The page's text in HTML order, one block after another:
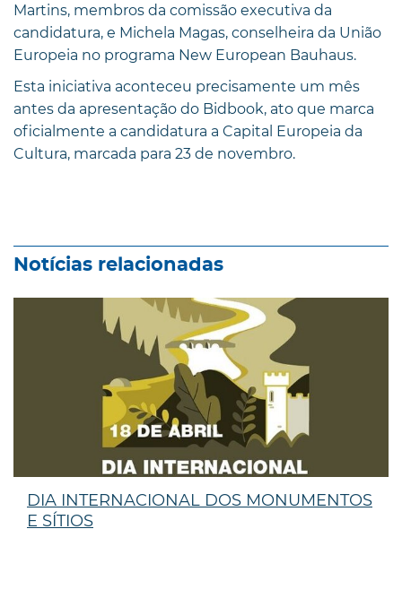
Martins, membros da comissão executiva da
candidatura, e Michela Magas, conselheira da União
Europeia no programa New European Bauhaus.
Esta iniciativa aconteceu precisamente um mês
antes da apresentação do Bidbook, ato que marca
oficialmente a candidatura a Capital Europeia da
Cultura, marcada para 23 de novembro.
Notícias relacionadas
DIA INTERNACIONAL DOS MONUMENTOS
E SÍTIOS